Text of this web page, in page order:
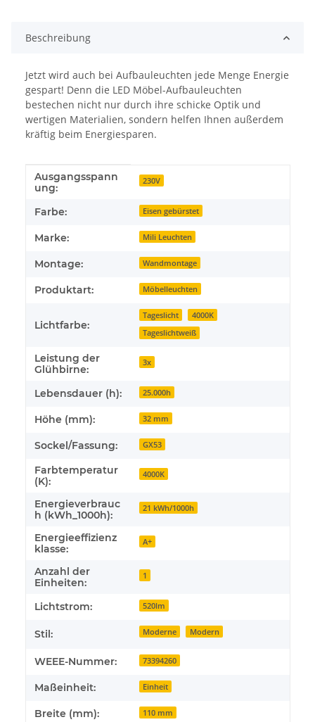
Beschreibung
Jetzt wird auch bei Aufbauleuchten jede Menge Energie
gespart! Denn die LED Möbel-Aufbauleuchten
bestechen nicht nur durch ihre schicke Optik und
wertigen Materialien, sondern helfen Ihnen außerdem
kräftig beim Energiesparen.
Produkteigenschaft
Wert
Ausgangsspann
ung:
230V
Farbe: Eisen gebürstet
Marke: Mili Leuchten
Montage: Wandmontage
Produktart: Möbelleuchten
Lichtfarbe:
Tageslicht
4000K
Tageslichtweiß
Leistung der
Glühbirne:
3x
Lebensdauer (h): 25.000h
Höhe (mm): 32 mm
Sockel/Fassung: GX53
Farbtemperatur
(K):
4000K
Energieverbrauc
h (kWh_1000h):
21 kWh/1000h
Energieeffizienz
klasse:
A+
Anzahl der
Einheiten:
1
Lichtstrom: 520lm
Stil: Moderne Modern
WEEE-Nummer: 73394260
Maßeinheit: Einheit
Breite (mm): 110 mm